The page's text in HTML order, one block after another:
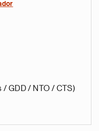
/ GDD / NTO / CTS)